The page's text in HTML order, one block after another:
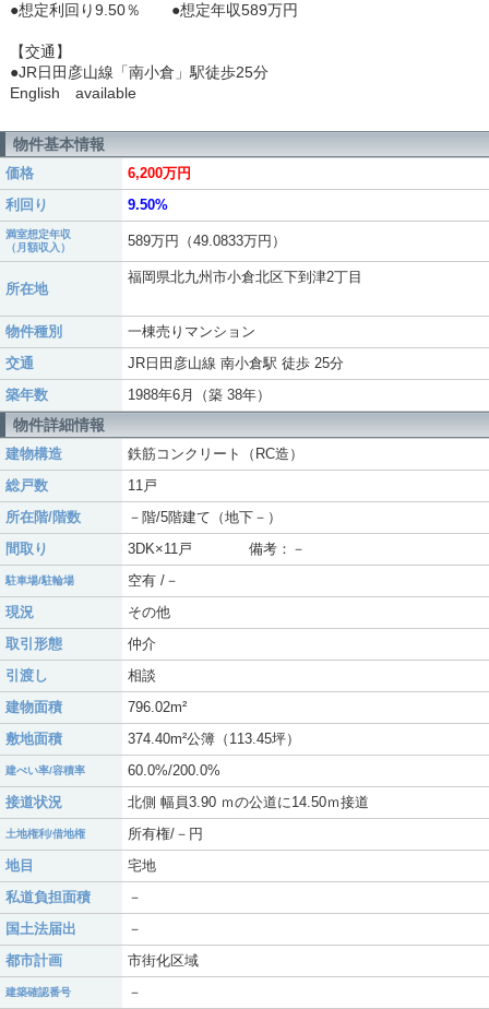
●想定利回り9.50％ ●想定年収589万円
【交通】
●JR日田彦山線「南小倉」駅徒歩25分
English available
物件基本情報
価格
6,200万円
利回り
9.50%
満室想定年収
（月額収入）
589万円（49.0833万円）
所在地
福岡県北九州市小倉北区下到津2丁目
物件種別
一棟売りマンション
交通
JR日田彦山線 南小倉駅 徒歩 25分
築年数
1988年6月（築 38年）
物件詳細情報
建物構造
鉄筋コンクリート（RC造）
総戸数
11戸
所在階/階数
－階/5階建て（地下－）
間取り
3DK×11戸 備考：－
駐車場/駐輪場
空有 /－
現況
その他
取引形態
仲介
引渡し
相談
建物面積
796.02m²
敷地面積
374.40m²公簿（113.45坪）
建ぺい率/容積率
60.0%/200.0%
接道状況
北側 幅員3.90 ｍの公道に14.50ｍ接道
土地権利/借地権
所有権/－円
地目
宅地
私道負担面積
－
国土法届出
－
都市計画
市街化区域
建築確認番号 －